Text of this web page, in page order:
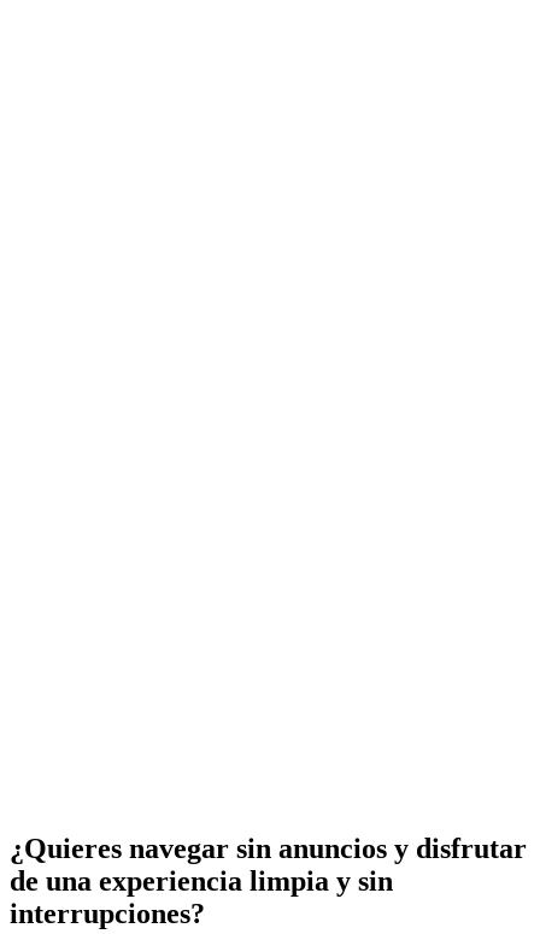
¿Quieres navegar sin anuncios y disfrutar
de una experiencia limpia y sin
interrupciones?